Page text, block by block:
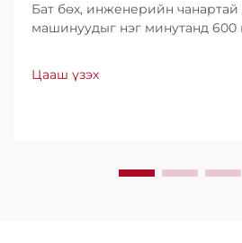
Бат бөх, инженерийн
машинуудыг нэг минутанд 600
дэлхийн хэмжээнд итгэл
Цааш үзэх